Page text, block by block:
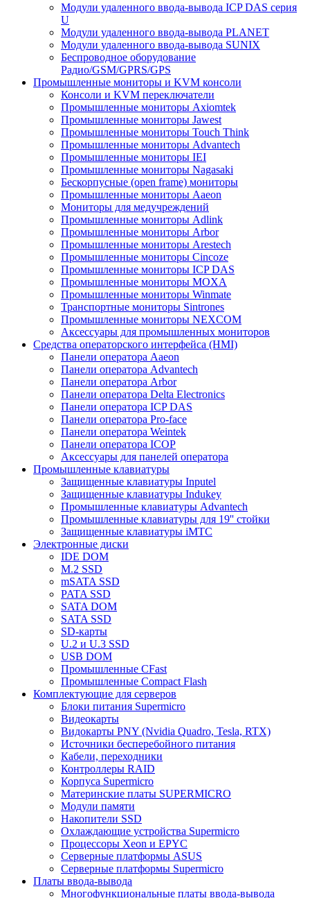
Модули удаленного ввода-вывода ICP DAS серия
U
Модули удаленного ввода-вывода PLANET
Модули удаленного ввода-вывода SUNIX
Беспроводное оборудование
Радио/GSM/GPRS/GPS
Промышленные мониторы и KVM консоли
Консоли и KVM переключатели
Промышленные мониторы Axiomtek
Промышленные мониторы Jawest
Промышленные мониторы Touch Think
Промышленные мониторы Advantech
Промышленные мониторы IEI
Промышленные мониторы Nagasaki
Бескорпусные (open frame) мониторы
Промышленные мониторы Aaeon
Мониторы для медучреждений
Промышленные мониторы Adlink
Промышленные мониторы Arbor
Промышленные мониторы Arestech
Промышленные мониторы Cincoze
Промышленные мониторы ICP DAS
Промышленные мониторы MOXA
Промышленные мониторы Winmate
Транспортные мониторы Sintrones
Промышленные мониторы NEXCOM
Аксессуары для промышленных мониторов
Средства операторского интерфейса (HMI)
Панели оператора Aaeon
Панели оператора Advantech
Панели оператора Arbor
Панели оператора Delta Electronics
Панели оператора ICP DAS
Панели оператора Pro-face
Панели оператора Weintek
Панели оператора ICOP
Аксессуары для панелей оператора
Промышленные клавиатуры
Защищенные клавиатуры Inputel
Защищенные клавиатуры Indukey
Промышленные клавиатуры Advantech
Промышленные клавиатуры для 19'' стойки
Защищенные клавиатуры iMTC
Электронные диски
IDE DOM
M.2 SSD
mSATA SSD
PATA SSD
SATA DOM
SATA SSD
SD-карты
U.2 и U.3 SSD
USB DOM
Промышленные CFast
Промышленные Compact Flash
Комплектующие для серверов
Блоки питания Supermicro
Видеокарты
Видокарты PNY (Nvidia Quadro, Tesla, RTX)
Источники бесперебойного питания
Кабели, переходники
Контроллеры RAID
Корпуса Supermicro
Материнские платы SUPERMICRO
Модули памяти
Накопители SSD
Охлаждающие устройства Supermicro
Процессоры Xeon и EPYC
Серверные платформы ASUS
Серверные платформы Supermicro
Платы ввода-вывода
Многофункциональные платы ввода-вывода